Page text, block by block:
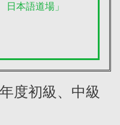
日本語道場」
度初級、中級